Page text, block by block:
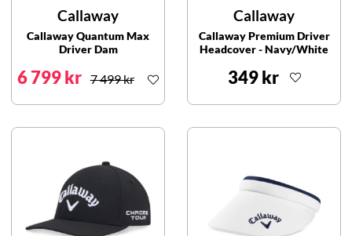
Callaway
Callaway Quantum Max
Driver Dam
6 799 kr 7 499 kr
Callaway
Callaway Premium Driver
Headcover - Navy/White
349 kr